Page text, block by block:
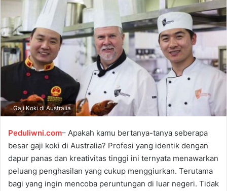
a
n
e
m
i
l
Gaji Koki di Australia
Peduliwni.com– Apakah kamu bertanya-tanya seberapa
besar gaji koki di Australia? Profesi yang identik dengan
dapur panas dan kreativitas tinggi ini ternyata menawarkan
peluang penghasilan yang cukup menggiurkan. Terutama
bagi yang ingin mencoba peruntungan di luar negeri. Tidak